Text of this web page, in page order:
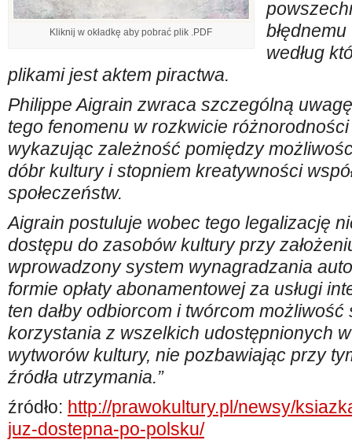
Kliknij w okładkę aby pobrać plik .PDF
według
plikami jest aktem piractwa.
Philippe Aigrain zwraca szczególną
tego fenomenu w rozkwicie
wykazując zależność pomiędzy
dóbr kultury i stopniem kreatywności
społeczeństw.
Aigrain postuluje wobec tego legalizację
dostępu do zasobów kultury przy
wprowadzony system wynagradzania
formie opłaty abonamentowej za usługi
ten dałby odbiorcom i twórcom
korzystania z wszelkich udostępnionych
wytworów kultury, nie pozbawiając przy
źródła utrzymania.”
źródło: http://prawokultury.pl/newsy/
juz-dostepna-po-polsku/